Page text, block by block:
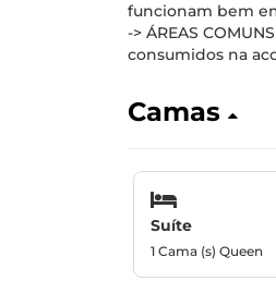
funcionam bem
-> ÁREAS
consumidos na
Camas
Suíte
1 Cama (s) Queen